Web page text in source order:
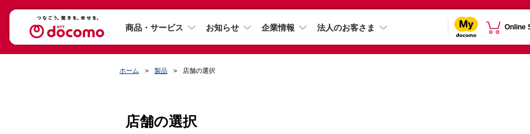
商品・サービス お知らせ 企業情報 法人のお客さま Online
ホーム 製品 店舗の選択
店舗の選択